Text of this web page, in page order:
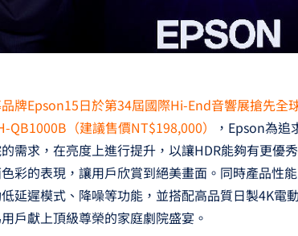
牌Epson15日於第34屆國際Hi-End音響展搶先全
QB1000B（建議售價NT$198,000）
，Epson為追
需求，在亮度上進行提升，以讓HDR能夠有更優
彩的表現，讓用戶欣賞到絕美畫面。同時產品性
延遲模式、降噪等功能，並搭配高品質日製4K電
戶獻上頂級尊榮的家庭劇院盛宴。